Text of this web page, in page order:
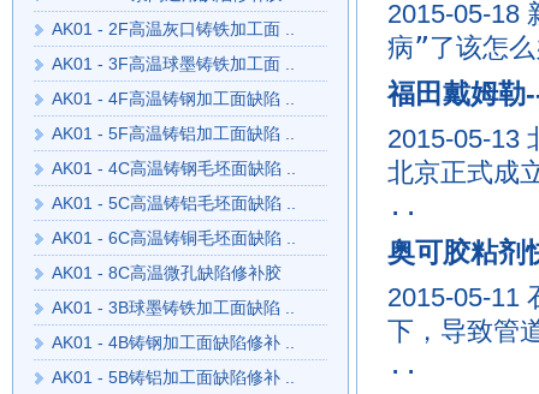
AK01 - 2F高温灰口铸铁加工面 ..
AK01 - 3F高温球墨铸铁加工面 ..
AK01 - 4F高温铸钢加工面缺陷 ..
AK01 - 5F高温铸铝加工面缺陷 ..
AK01 - 4C高温铸钢毛坯面缺陷 ..
AK01 - 5C高温铸铝毛坯面缺陷 ..
AK01 - 6C高温铸铜毛坯面缺陷 ..
AK01 - 8C高温微孔缺陷修补胶
AK01 - 3B球墨铸铁加工面缺陷 ..
AK01 - 4B铸钢加工面缺陷修补 ..
AK01 - 5B铸铝加工面缺陷修补 ..
2015-05-18
病”了该怎
福田戴姆勒
2015-05-13
北京正式成
..
奥可胶粘剂
2015-05-11
下，导致管
..